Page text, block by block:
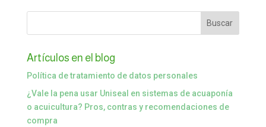
Artículos en el blog
Política de tratamiento de datos personales
¿Vale la pena usar Uniseal en sistemas de acuaponía
o acuicultura? Pros, contras y recomendaciones de
compra